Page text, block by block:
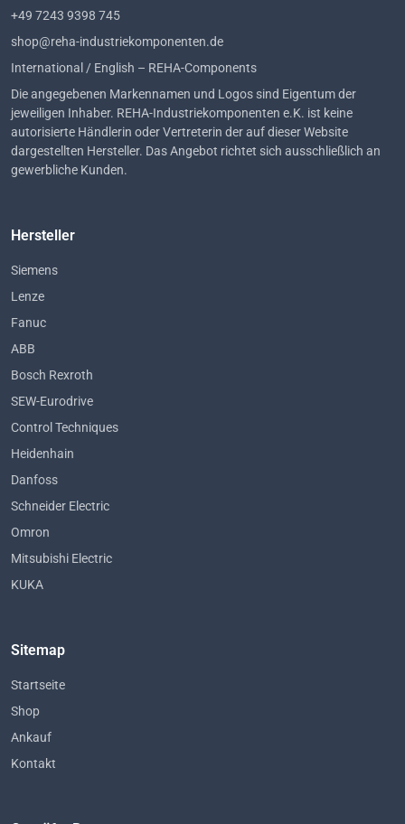
+49 7243 9398 745
shop@reha-industriekomponenten.de
International / English – REHA-Components
Die angegebenen Markennamen und Logos sind Eigentum der
jeweiligen Inhaber. REHA-Industriekomponenten e.K. ist keine
autorisierte Händlerin oder Vertreterin der auf dieser Website
dargestellten Hersteller. Das Angebot richtet sich ausschließlich an
gewerbliche Kunden.
Hersteller
Siemens
Lenze
Fanuc
ABB
Bosch Rexroth
SEW-Eurodrive
Control Techniques
Heidenhain
Danfoss
Schneider Electric
Omron
Mitsubishi Electric
KUKA
Sitemap
Startseite
Shop
Ankauf
Kontakt